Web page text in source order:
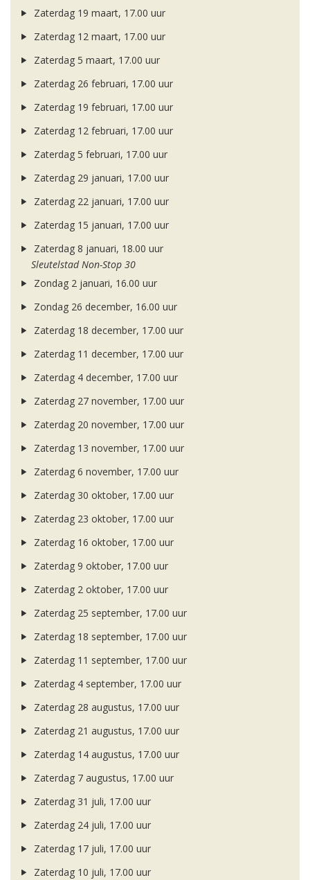
Zaterdag 19 maart, 17.00 uur
Zaterdag 12 maart, 17.00 uur
Zaterdag 5 maart, 17.00 uur
Zaterdag 26 februari, 17.00 uur
Zaterdag 19 februari, 17.00 uur
Zaterdag 12 februari, 17.00 uur
Zaterdag 5 februari, 17.00 uur
Zaterdag 29 januari, 17.00 uur
Zaterdag 22 januari, 17.00 uur
Zaterdag 15 januari, 17.00 uur
Zaterdag 8 januari, 18.00 uur
Sleutelstad Non-Stop 30
Zondag 2 januari, 16.00 uur
Zondag 26 december, 16.00 uur
Zaterdag 18 december, 17.00 uur
Zaterdag 11 december, 17.00 uur
Zaterdag 4 december, 17.00 uur
Zaterdag 27 november, 17.00 uur
Zaterdag 20 november, 17.00 uur
Zaterdag 13 november, 17.00 uur
Zaterdag 6 november, 17.00 uur
Zaterdag 30 oktober, 17.00 uur
Zaterdag 23 oktober, 17.00 uur
Zaterdag 16 oktober, 17.00 uur
Zaterdag 9 oktober, 17.00 uur
Zaterdag 2 oktober, 17.00 uur
Zaterdag 25 september, 17.00 uur
Zaterdag 18 september, 17.00 uur
Zaterdag 11 september, 17.00 uur
Zaterdag 4 september, 17.00 uur
Zaterdag 28 augustus, 17.00 uur
Zaterdag 21 augustus, 17.00 uur
Zaterdag 14 augustus, 17.00 uur
Zaterdag 7 augustus, 17.00 uur
Zaterdag 31 juli, 17.00 uur
Zaterdag 24 juli, 17.00 uur
Zaterdag 17 juli, 17.00 uur
Zaterdag 10 juli, 17.00 uur